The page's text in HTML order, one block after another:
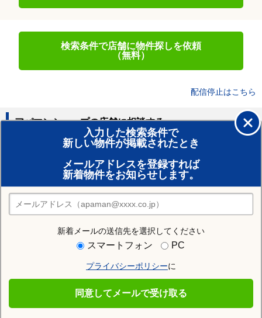
検索条件で店舗に物件探しを依頼
（無料）
配信停止はこちら
入力した検索条件で
新しい物件が掲載されたとき
メールアドレスを登録すれば
新着物件をお知らせします。
新着メールの送信先を選択してください
スマートフォン PC
プライバシーポリシーに
同意してメールで受け取る
アパマンショップの店舗に相談する
賃貸のプロがお部屋探し！
おまかせ物件リクエスト
住みたい街の店舗を探す
店舗検索
住む街研究所で中郡二宮町の情報を見る
中郡二宮町の施設一覧